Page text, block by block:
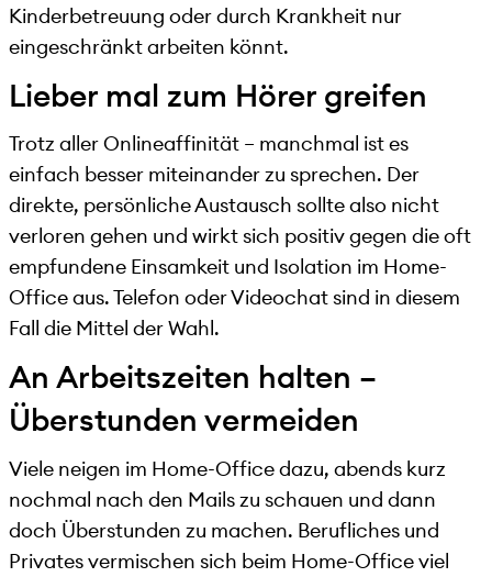
Kinderbetreuung oder durch Krankheit nur
eingeschränkt arbeiten könnt.
Lieber mal zum Hörer greifen
Trotz aller Onlineaffinität – manchmal ist es
einfach besser miteinander zu sprechen. Der
direkte, persönliche Austausch sollte also nicht
verloren gehen und wirkt sich positiv gegen die oft
empfundene Einsamkeit und Isolation im Home-
Office aus. Telefon oder Videochat sind in diesem
Fall die Mittel der Wahl.
An Arbeitszeiten halten –
Überstunden vermeiden
Viele neigen im Home-Office dazu, abends kurz
nochmal nach den Mails zu schauen und dann
doch Überstunden zu machen. Berufliches und
Privates vermischen sich beim Home-Office viel